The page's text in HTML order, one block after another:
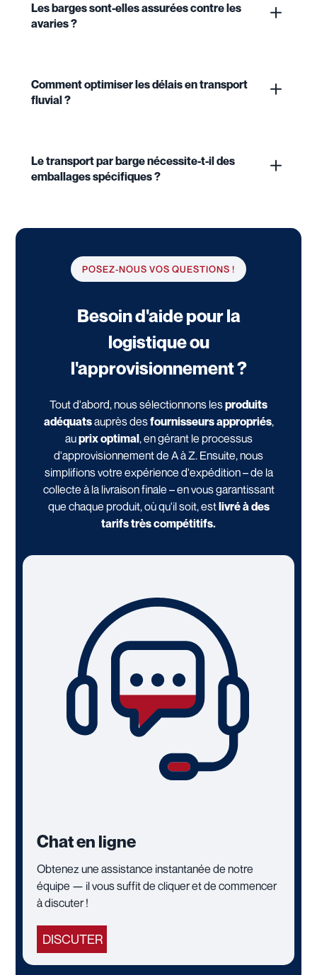
Les barges sont-elles assurées contre les
avaries ?
Comment optimiser les délais en transport
fluvial ?
Le transport par barge nécessite-t-il des
emballages spécifiques ?
POSEZ-NOUS VOS QUESTIONS !
Besoin d'aide pour la
logistique ou
l'approvisionnement ?
Tout d'abord, nous sélectionnons lesproduits
adéquatsauprès desfournisseurs appropriés,
auprix optimal, en gérant le processus
d'approvisionnement de A à Z. Ensuite, nous
simplifions votre expérience d'expédition – de la
collecte à la livraison finale – en vous garantissant
que chaque produit, où qu'il soit, estlivré à des
tarifs très compétitifs.
Chat en ligne
Obtenez une assistance instantanée de notre
équipe — il vous suffit de cliquer et de commencer
à discuter !
DISCUTER